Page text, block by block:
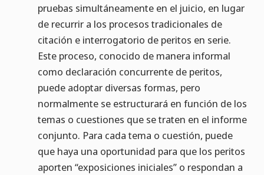
pruebas simultáneamente en el juicio, en lugar
de recurrir a los procesos tradicionales de
citación e interrogatorio de peritos en serie.
Este proceso, conocido de manera informal
como declaración concurrente de peritos,
puede adoptar diversas formas, pero
normalmente se estructurará en función de los
temas o cuestiones que se traten en el informe
conjunto. Para cada tema o cuestión, puede
que haya una oportunidad para que los peritos
aporten “exposiciones iniciales” o respondan a